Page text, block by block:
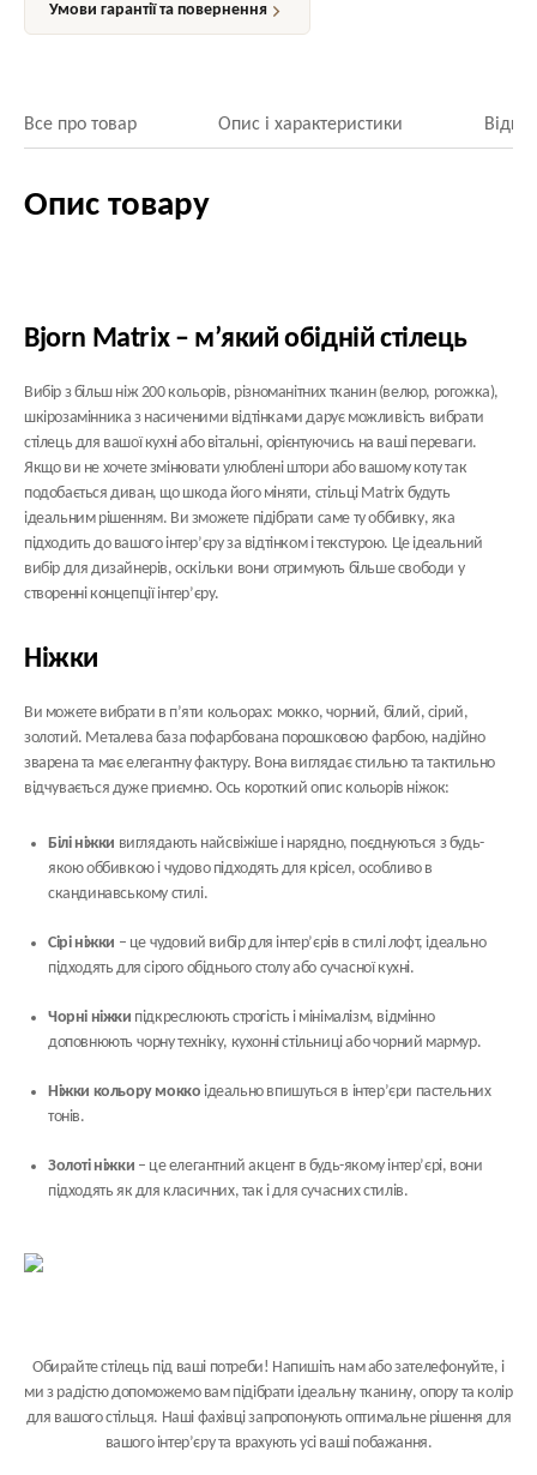
Умови гарантії та повернення
Все про товар Опис і характеристики
Опис товару
Bjorn Matrix – м’який обідній стілець
Вибір з більш ніж 200 кольорів, різноманітних тканин (велюр, рогожка),
шкірозамінника з насиченими відтінками дарує можливість вибрати
стілець для вашої кухні або вітальні, орієнтуючись на ваші переваги.
Якщо ви не хочете змінювати улюблені штори або вашому коту так
подобається диван, що шкода його міняти, стільці Matrix будуть
ідеальним рішенням. Ви зможете підібрати саме ту оббивку, яка
підходить до вашого інтер’єру за відтінком і текстурою. Це ідеальний
вибір для дизайнерів, оскільки вони отримують більше свободи у
створенні концепції інтер’єру.
Ніжки
Ви можете вибрати в п’яти кольорах: мокко, чорний, білий, сірий,
золотий. Металева база пофарбована порошковою фарбою, надійно
зварена та має елегантну фактуру. Вона виглядає стильно та тактильно
відчувається дуже приємно. Ось короткий опис кольорів ніжок:
Білі ніжки виглядають найсвіжіше і нарядно, поєднуються з будь-
якою оббивкою і чудово підходять для крісел, особливо в
скандинавському стилі.
Сірі ніжки – це чудовий вибір для інтер’єрів в стилі лофт, ідеально
підходять для сірого обіднього столу або сучасної кухні.
Чорні ніжки підкреслюють строгість і мінімалізм, відмінно
доповнюють чорну техніку, кухонні стільниці або чорний мармур.
Ніжки кольору мокко ідеально впишуться в інтер’єри пастельних
тонів.
Золоті ніжки – це елегантний акцент в будь-якому інтер’єрі, вони
підходять як для класичних, так і для сучасних стилів.
Обирайте стілець під ваші потреби! Напишіть нам або зателефонуйте, і
ми з радістю допоможемо вам підібрати ідеальну тканину, опору та колір
для вашого стільця. Наші фахівці запропонують оптимальне рішення для
вашого інтер’єру та врахують усі ваші побажання.